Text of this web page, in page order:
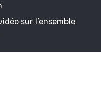
sur l’ensemble